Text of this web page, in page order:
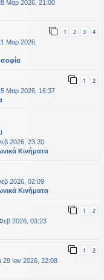
Μαρ 2026, 21:00
1 2 3 4
Μαρ 2026,
1 2
Μαρ 2026, 16:37
2026, 23:20
Κινήματα
2026, 02:09
Κινήματα
1 2
2026, 03:23
1 2
29 Ιαν 2026, 22:08